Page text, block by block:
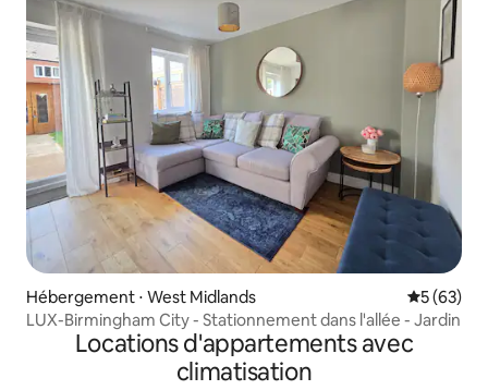
Hébergement ⋅ West Midlands
5 (63)
LUX-Birmingham City - Stationnement dans l'allée - Jardin
Locations d'appartements avec
climatisation